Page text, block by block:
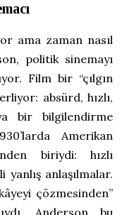
ama zaman nasıl
politik sinemayı
Film bir “çılgın
absürd, hızlı,
bir bilgilendirme
Amerikan
biriydi: hızlı
anlaşılmalar.
çözmesinden”